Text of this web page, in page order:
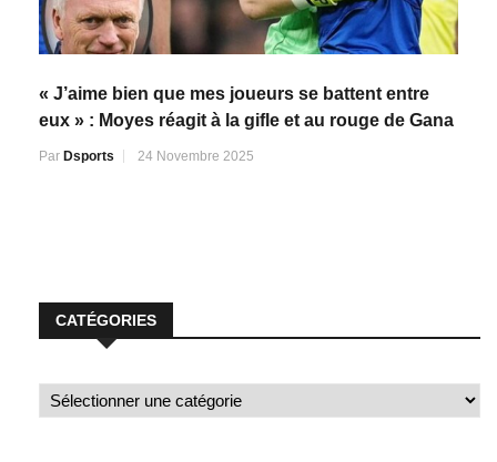
« J’aime bien que mes joueurs se battent entre
eux » : Moyes réagit à la gifle et au rouge de Gana
Par Dsports 24 Novembre 2025
CATÉGORIES